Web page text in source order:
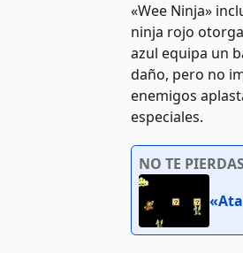
«Wee Ninja»
ninja rojo
azul equipa un
daño, pero no
enemigos
especiales.
NO TE PIERDAS